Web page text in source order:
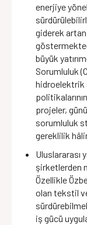
enerjiye
giderek
büyük
Sorumluluk
hidroelektrik
projeler,
sorumluluk
gereklilik
Uluslararası
şirketlerden
Özellikle
olan tekstil
iş gücü